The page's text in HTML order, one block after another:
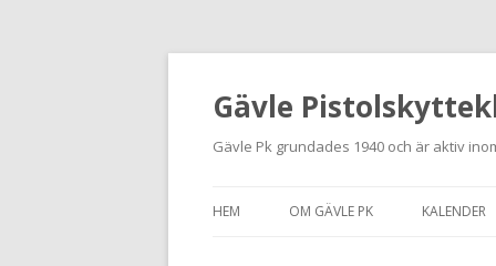
Gävle
Gävle Pk grundades 1940 och är aktiv
HEM OM GÄVLE PK KALENDER